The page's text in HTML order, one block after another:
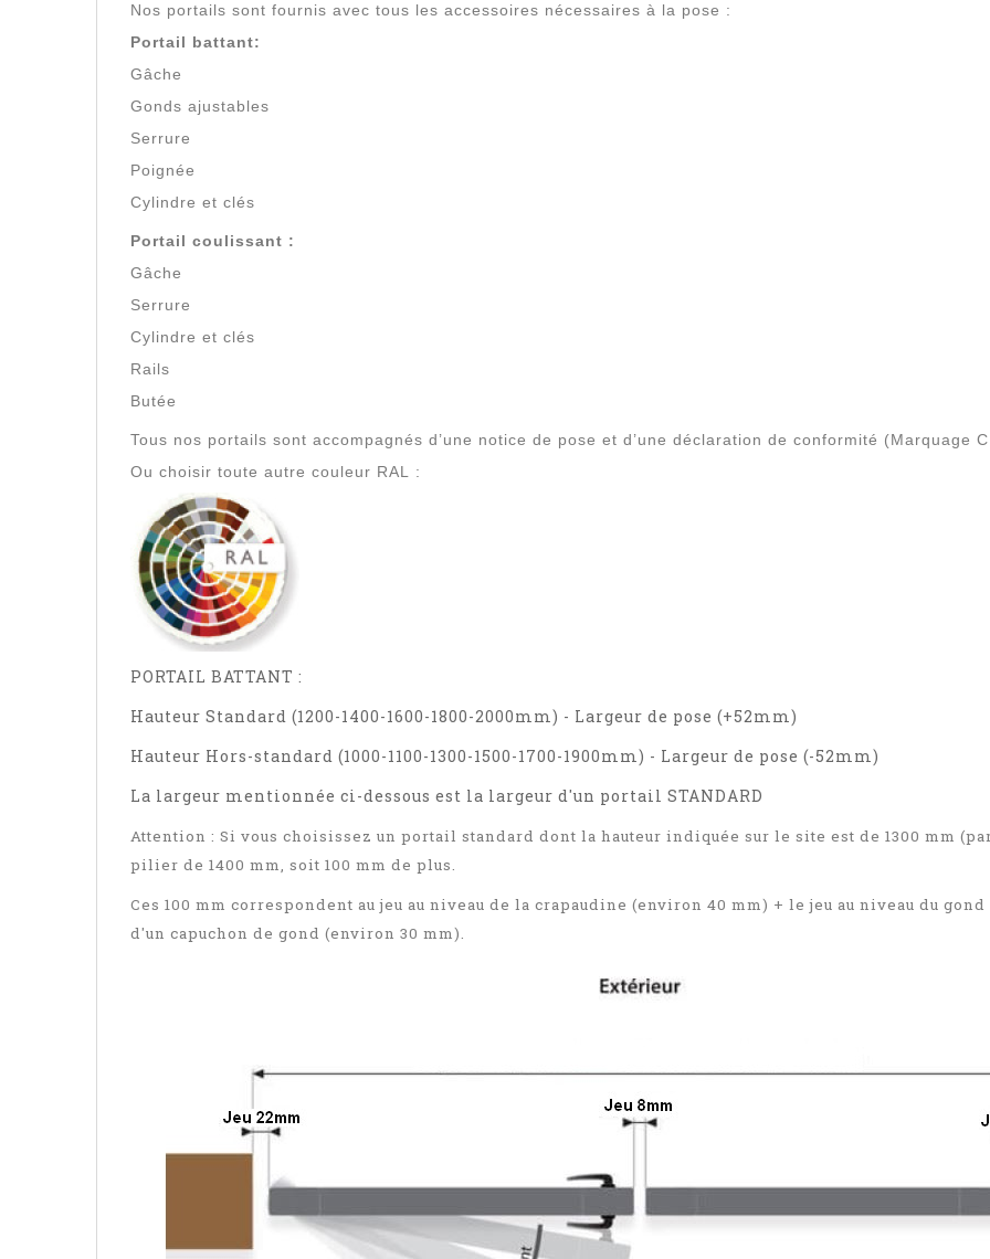
Nos portails sont fournis avec tous les accessoires nécessaires à la pose :
Portail battant:
Gâche
Gonds ajustables
Serrure
Poignée
Cylindre et clés
Portail coulissant :
Gâche
Serrure
Cylindre et clés
Rails
Butée
Tous nos portails sont accompagnés d’une notice de pose et d’une déclaration de conformité (Marquage
Ou choisir toute autre couleur RAL :
PORTAIL BATTANT :
Hauteur Standard (1200-1400-1600-1800-2000mm) - Largeur de pose (+52mm)
Hauteur Hors-standard (1000-1100-1300-1500-1700-1900mm) - Largeur de pose (-52mm)
La largeur mentionnée ci-dessous est la largeur d'un portail STANDARD
Attention : Si vous choisissez un portail standard dont la hauteur indiquée sur le site est de 1300 mm
pilier de 1400 mm, soit 100 mm de plus.
Ces 100 mm correspondent au jeu au niveau de la crapaudine (environ 40 mm) + le jeu au niveau du
d'un capuchon de gond (environ 30 mm).